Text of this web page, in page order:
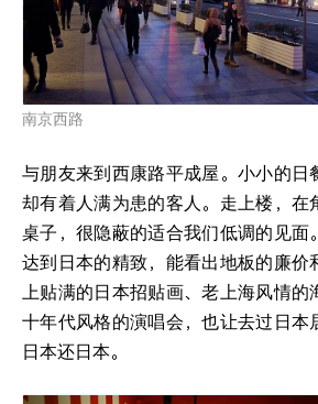
南京西路
与朋友来到西康路平成屋。小小的日
却有着人满为患的客人。走上楼，在
桌子，很隐蔽的适合我们低调的见面
达到日本的精致，能看出地板的廉价
上贴满的日本招贴画、老上海风情
十年代风格的演唱会，也让去过日本
日本还日本。